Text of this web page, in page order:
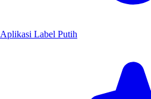
Aplikasi Label Putih